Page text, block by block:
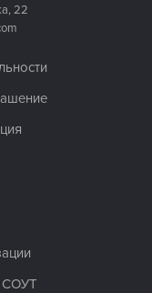
22
СОУТ